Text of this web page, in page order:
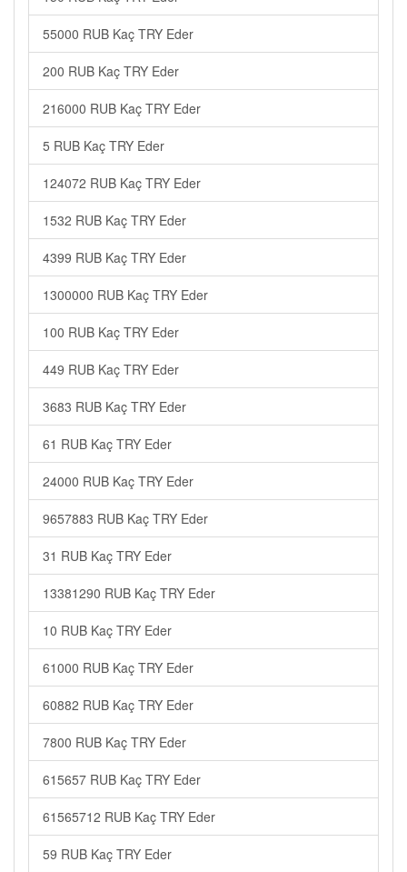
55000 RUB Kaç TRY Eder
200 RUB Kaç TRY Eder
216000 RUB Kaç TRY Eder
5 RUB Kaç TRY Eder
124072 RUB Kaç TRY Eder
1532 RUB Kaç TRY Eder
4399 RUB Kaç TRY Eder
1300000 RUB Kaç TRY Eder
100 RUB Kaç TRY Eder
449 RUB Kaç TRY Eder
3683 RUB Kaç TRY Eder
61 RUB Kaç TRY Eder
24000 RUB Kaç TRY Eder
9657883 RUB Kaç TRY Eder
31 RUB Kaç TRY Eder
13381290 RUB Kaç TRY Eder
10 RUB Kaç TRY Eder
61000 RUB Kaç TRY Eder
60882 RUB Kaç TRY Eder
7800 RUB Kaç TRY Eder
615657 RUB Kaç TRY Eder
61565712 RUB Kaç TRY Eder
59 RUB Kaç TRY Eder